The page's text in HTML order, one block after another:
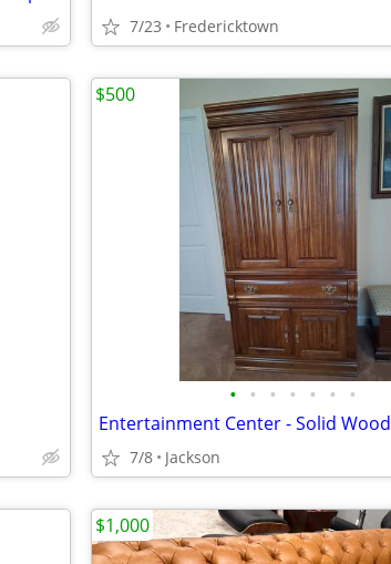
7/23 Fredericktown
• • • • • • •
Entertainment Center - Solid Wood
7/8 Jackson
$500
$1,000